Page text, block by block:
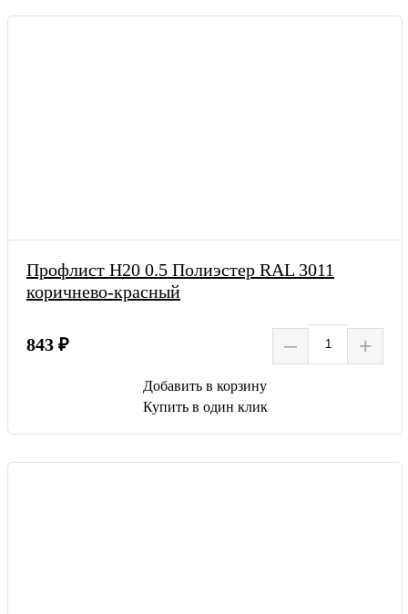
Профлист Н20 0.5 Полиэстер RAL 3011
коричнево-красный
843 ₽ – +
Добавить в корзину
Купить в один клик